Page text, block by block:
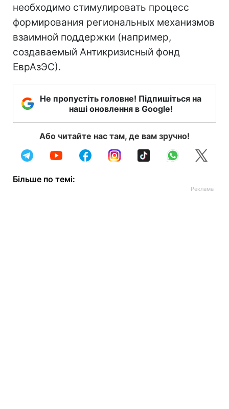
необходимо стимулировать процесс
формирования региональных механизмов
взаимной поддержки (например,
создаваемый Антикризисный фонд
ЕврАзЭС).
Не пропустіть головне! Підпишіться на
наші оновлення в Google!
Або читайте нас там, де вам зручно!
Більше по темі: